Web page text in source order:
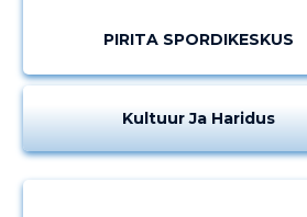
PIRITA SPORDIKESKUS
Kultuur Ja Haridus